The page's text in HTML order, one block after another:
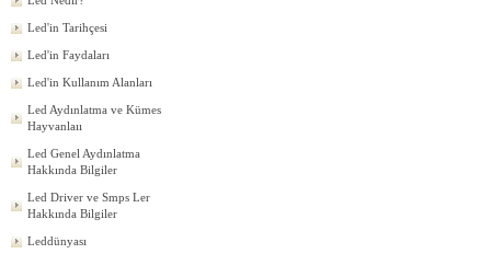
Led'in Tarihçesi
Led'in Faydaları
Led'in Kullanım Alanları
Led Aydınlatma ve Kümes
Hayvanlaıı
Led Genel Aydınlatma
Hakkında Bilgiler
Led Driver ve Smps Ler
Hakkında Bilgiler
Leddünyası